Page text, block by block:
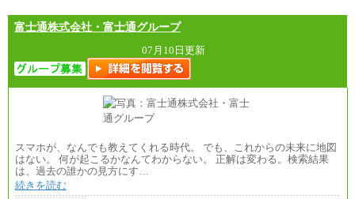
富士通株式会社・富士通グループ
07月10日更新
スマホが、なんでも教えてくれる時代。 でも、これからの未来に地図
はない。 何が起こるかなんてわからない。 正解は変わる。検索結果
は、過去の誰かの見方にす…
続きを読む